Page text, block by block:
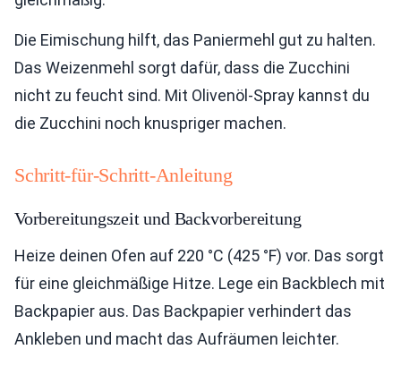
Die Eimischung hilft, das Paniermehl gut zu halten.
Das Weizenmehl sorgt dafür, dass die Zucchini
nicht zu feucht sind. Mit Olivenöl-Spray kannst du
die Zucchini noch knuspriger machen.
Schritt-für-Schritt-Anleitung
Vorbereitungszeit und Backvorbereitung
Heize deinen Ofen auf 220 °C (425 °F) vor. Das sorgt
für eine gleichmäßige Hitze. Lege ein Backblech mit
Backpapier aus. Das Backpapier verhindert das
Ankleben und macht das Aufräumen leichter.